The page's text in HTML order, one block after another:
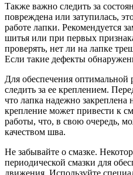
Также важно следить за
повреждена или затупилась,
работе лапки. Рекомендуется
шитья или при первых
проверять, нет ли на лапке
Если такие дефекты
Для обеспечения
следить за ее креплением.
что лапка надежно
крепление может привести к
работы, что, в свою очередь,
качеством шва.
Не забывайте о смазке.
периодической смазки для
движения. Используйте